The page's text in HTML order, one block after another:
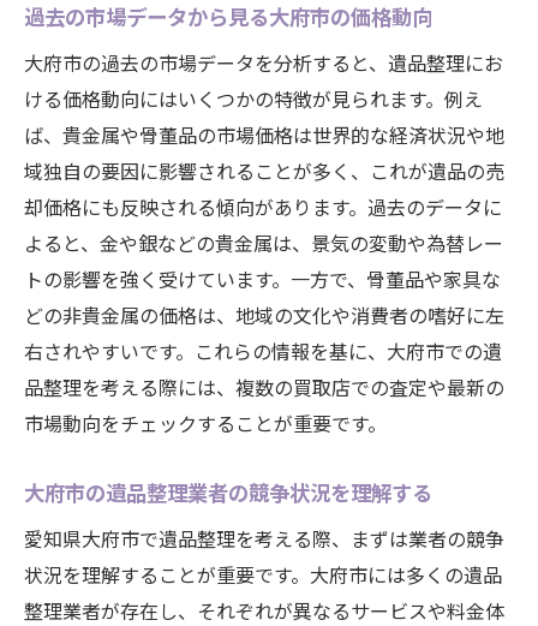
大府市で長年の実績を持つ遺品整理業者の
特徴
大府市の特性を活かした遺品の売却方法とは
地域限定の需要に対応した売却法を考える
大府市特有の文化に合わせた遺品整理の工
夫
地元の祭事やイベントを利用した遺品販売
の機会
地域住民の嗜好に基づいた効果的な売却ア
プローチ
大府市のフリーマーケットを活用した遺品
地元のネットワークを活かした遺品売却戦
略
遺品整理をスムーズに進めるための大府市での
ヒント
過去の市場データから見る大府市の価格動向
大府市の過去の市場データを分析すると、遺品整理にお
ける価格動向にはいくつかの特徴が見られます。例え
ば、貴金属や骨董品の市場価格は世界的な経済状況や地
域独自の要因に影響されることが多く、これが遺品の売
却価格にも反映される傾向があります。過去のデータに
よると、金や銀などの貴金属は、景気の変動や為替レー
トの影響を強く受けています。一方で、骨董品や家具な
どの非貴金属の価格は、地域の文化や消費者の嗜好に左
右されやすいです。これらの情報を基に、大府市での遺
品整理を考える際には、複数の買取店での査定や最新の
市場動向をチェックすることが重要です。
大府市の遺品整理業者の競争状況を理解する
愛知県大府市で遺品整理を考える際、まずは業者の競争
状況を理解することが重要です。大府市には多くの遺品
整理業者が存在し、それぞれが異なるサービスや料金体